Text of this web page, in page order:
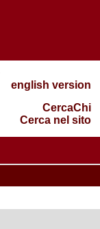
english version
CercaChi
Cerca nel sito